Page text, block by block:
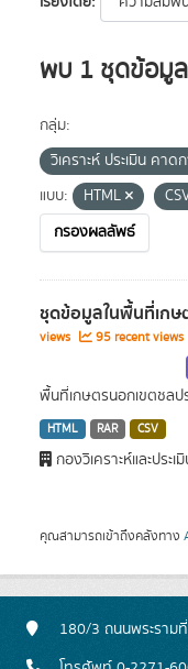
พบ 1 ชุดข้อมูล
กลุ่ม:
วิเคราะห์ ประเมิน ค
แบบ:
HTML
กรองผลลัพธ์
ชุดข้อมูลในพื้นที่เกษ
views
95 recent views
พื้นที่เกษตรนอกเขตชลป
HTML RAR CSV
กองวิเคราะห์และประ
คุณสามารถเข้าถึงคลังทาง
180/3 ถนนพระราม